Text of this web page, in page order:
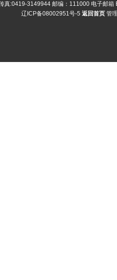
真:0419-3149944 邮编：111000 电子邮箱
辽ICP备08002951号-5 返回首页 管